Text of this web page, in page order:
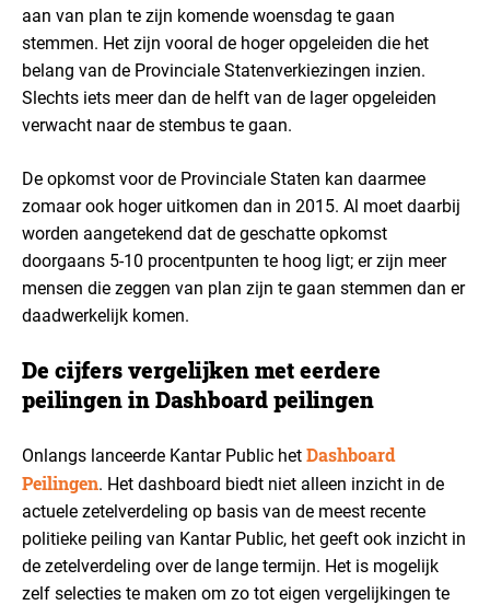
aan van plan te zijn komende woensdag te gaan
stemmen. Het zijn vooral de hoger opgeleiden die het
belang van de Provinciale Statenverkiezingen inzien.
Slechts iets meer dan de helft van de lager opgeleiden
verwacht naar de stembus te gaan.
De opkomst voor de Provinciale Staten kan daarmee
zomaar ook hoger uitkomen dan in 2015. Al moet daarbij
worden aangetekend dat de geschatte opkomst
doorgaans 5-10 procentpunten te hoog ligt; er zijn meer
mensen die zeggen van plan zijn te gaan stemmen dan er
daadwerkelijk komen.
De cijfers vergelijken met eerdere
peilingen in Dashboard peilingen
Onlangs lanceerde Kantar Public het Dashboard
Peilingen. Het dashboard biedt niet alleen inzicht in de
actuele zetelverdeling op basis van de meest recente
politieke peiling van Kantar Public, het geeft ook inzicht in
de zetelverdeling over de lange termijn. Het is mogelijk
zelf selecties te maken om zo tot eigen vergelijkingen te